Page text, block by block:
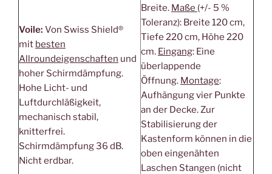
Voile: Von Swiss Shield®
mit besten
Allroundeigenschaften und
hoher Schirmdämpfung.
Hohe Licht- und
Luftdurchläßigkeit,
mechanisch stabil,
knitterfrei.
Schirmdämpfung 36 dB.
Nicht erdbar.
Breite. Maße (+/- 5 %
Toleranz): Breite 120 cm,
Tiefe 220 cm, Höhe 220
cm. Eingang: Eine
überlappende
Öffnung. Montage:
Aufhängung vier Punkte
an der Decke. Zur
Stabilisierung der
Kastenform können in die
oben eingenähten
Laschen Stangen (nicht